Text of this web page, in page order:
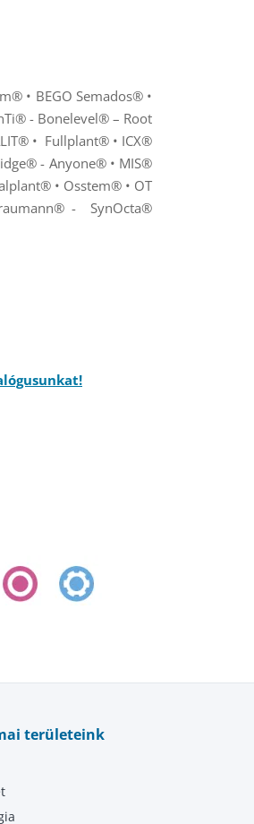
® • BEGO Semados® •
- Bonelevel® – Root
• Fullplant® • ICX®
® - Anyone®• MIS®
• Osstem® • OT
-
SynOcta®
területeink